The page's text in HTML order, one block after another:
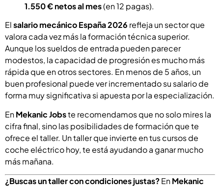
1.550 € netos al mes(en 12 pagas).
Elsalario mecánico España 2026 refleja un sector que
valora cada vez más la formación técnica superior.
Aunque los sueldos de entrada pueden parecer
modestos, la capacidad de progresión es mucho más
rápida que en otros sectores. En menos de 5 años, un
buen profesional puede ver incrementado su salario de
forma muy significativa si apuesta por la especialización.
EnMekanic Jobste recomendamos que no solo mires la
cifra final, sino las posibilidades de formación que te
ofrece el taller. Un taller que invierte en tus cursos de
coche eléctrico hoy, te está ayudando a ganar mucho
más mañana.
¿Buscas un taller con condiciones justas?EnMekanic